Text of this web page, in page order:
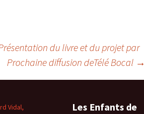
du livre et du projet par
Prochaine diffusion deTélé Bocal →
Vidal,
Les Enfants de